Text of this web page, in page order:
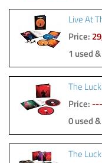
Live At
Price:
1 used
The
Price: ---
0 used
The